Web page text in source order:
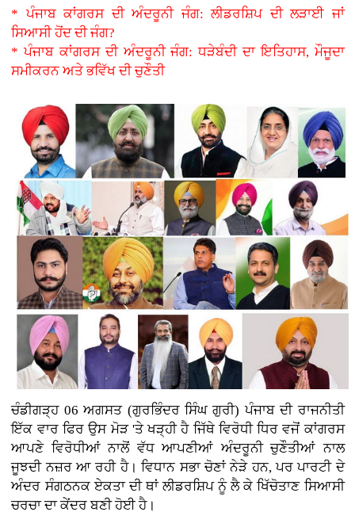
* ਪੰਜਾਬ ਕਾਂਗਰਸ ਦੀ ਅੰਦਰੂਨੀ ਜੰਗ: ਲੀਡਰਸ਼ਿਪ ਦੀ ਲੜਾਈ ਜਾਂ
ਸਿਆਸੀ ਹੋਂਦ ਦੀ ਜੰਗ?
* ਪੰਜਾਬ ਕਾਂਗਰਸ ਦੀ ਅੰਦਰੂਨੀ ਜੰਗ: ਧੜੇਬੰਦੀ ਦਾ ਇਤਿਹਾਸ, ਮੌਜੂਦਾ
ਸਮੀਕਰਨ ਅਤੇ ਭਵਿੱਖ ਦੀ ਚੁਣੌਤੀ
ਚੰਡੀਗੜ੍ਹ 06 ਅਗਸਤ (ਗੁਰਭਿੰਦਰ ਸਿੰਘ ਗੁਰੀ)ਪੰਜਾਬ ਦੀ ਰਾਜਨੀਤੀ
ਇੱਕ ਵਾਰ ਫਿਰ ਉਸ ਮੋੜ 'ਤੇ ਖੜ੍ਹੀ ਹੈ ਜਿੱਥੇ ਵਿਰੋਧੀ ਧਿਰ ਵਜੋਂ ਕਾਂਗਰਸ
ਆਪਣੇ ਵਿਰੋਧੀਆਂ ਨਾਲੋਂ ਵੱਧ ਆਪਣੀਆਂ ਅੰਦਰੂਨੀ ਚੁਣੌਤੀਆਂ ਨਾਲ
ਜੂਝਦੀ ਨਜ਼ਰ ਆ ਰਹੀ ਹੈ। ਵਿਧਾਨ ਸਭਾ ਚੋਣਾਂ ਨੇੜੇ ਹਨ, ਪਰ ਪਾਰਟੀ ਦੇ
ਅੰਦਰ ਸੰਗਠਨਕ ਏਕਤਾ ਦੀ ਥਾਂ ਲੀਡਰਸ਼ਿਪ ਨੂੰ ਲੈ ਕੇ ਖਿੱਚੋਤਾਣ ਸਿਆਸੀ
ਚਰਚਾ ਦਾ ਕੇਂਦਰ ਬਣੀ ਹੋਈ ਹੈ।